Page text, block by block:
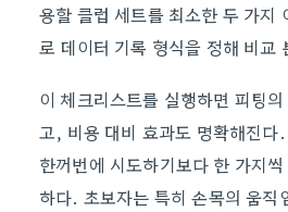
용할 클럽 세트를 최소한 두 가지
로 데이터 기록 형식을 정해 비교
이 체크리스트를 실행하면 피팅
고, 비용 대비 효과도 명확해진다
한꺼번에 시도하기보다 한 가지
하다. 초보자는 특히 손목의 움직